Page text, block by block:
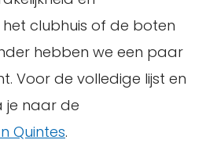
clubhuis of de boten
hebben we een paar
Voor de volledige lijst en
je naar de
Quintes.